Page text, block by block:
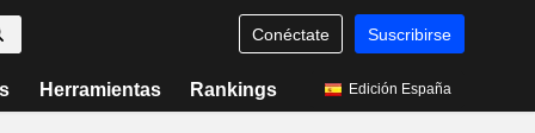
Conéctate Suscribirse
Herramientas Rankings Edición España